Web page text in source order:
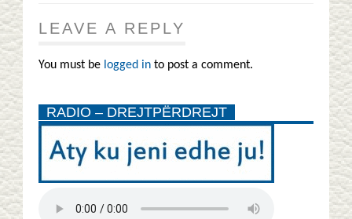
LEAVE A REPLY
You must be logged in to post a comment.
RADIO – DREJTPËRDREJT